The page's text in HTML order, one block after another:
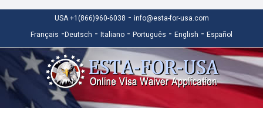
USA +1(866)960-6038 - info@esta-for-usa.com
Français - Deutsch - Italiano - Português - English - Español